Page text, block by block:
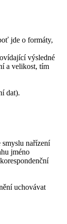
jde o formáty,
výsledné
a velikost, tím
dat).
smyslu nařízení
jméno
uchovávat